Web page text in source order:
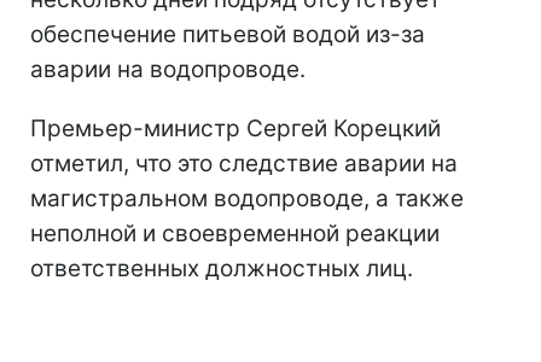
обеспечение питьевой водой из-за
аварии на водопроводе.
Премьер-министр Сергей Корецкий
отметил, что это следствие аварии на
магистральном водопроводе, а также
неполной и своевременной реакции
ответственных должностных лиц.